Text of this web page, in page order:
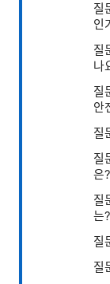
질
인
질
나
질
안
질
질
은?
질
는?
질
질